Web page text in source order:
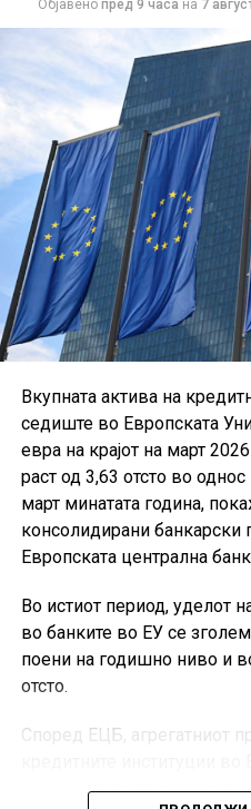
Објавено пред 9 часа на 7
Вкупната актива на
седиште во Европската
евра на крајот на март
раст од 3,63 отсто во
март минатата година,
консолидирани банкарски
Европската централна
Во истиот период, уделот
во банките во ЕУ се
поени на годишно ниво и
отсто.
Според ЕЦБ, агрегатниот
додека стапката на